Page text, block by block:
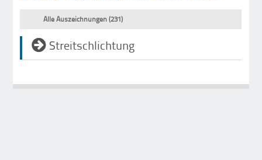
Alle Auszeichnungen (231)
Streitschlichtung